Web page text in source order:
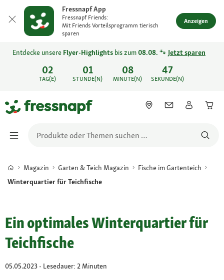
Fressnapf App
Fressnapf Friends:
Mit Friends Vorteilsprogramm tierisch
sparen
Anzeigen
02
TAG(E)
01
STUNDE(N)
08
MINUTE(N)
47
SEKUNDE(N)
Entdecke unsere Flyer-Highlights bis zum08.08. 🐾 Jetzt sparen
Magazin Garten & Teich Magazin
Fische im Gartenteich
Winterquartier für Teichfische
Ein optimales Winterquartier für
Teichfische
05.05.2023 - Lesedauer: 2 Minuten